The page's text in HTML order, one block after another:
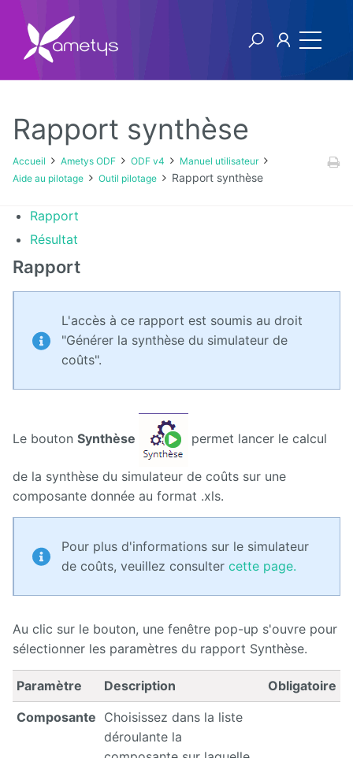
Ametys ODF
pas]
son offre
formation
fichiers
CDM-fr
compléter
son offre
de
formation
Ametys
ODF
de l'offre
de
Publier
de
Rapport synthèse
Accueil Ametys ODF ODF v4
Manuel utilisateur
Aide au pilotage
Outil pilotage Rapport synthèse
Rapport
Résultat
Rapport
L'accès à ce rapport est soumis au droit
"Générer la synthèse du simulateur de
coûts".
Le bouton Synthèse permet lancer le calcul
de la synthèse du simulateur de coûts sur une
composante donnée au format .xls.
Pour plus d'informations sur le simulateur
de coûts, veuillez consulter cette page.
Au clic sur le bouton, une fenêtre pop-up s'ouvre pour
sélectionner les paramètres du rapport Synthèse.
Paramètre Description
Obligatoire
Composante Choisissez dans la liste
déroulante la